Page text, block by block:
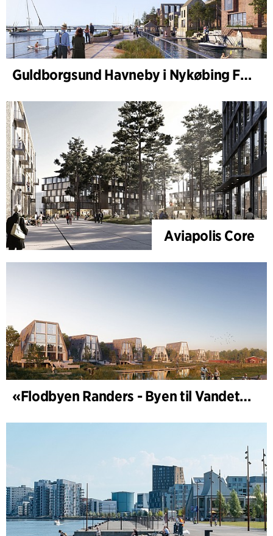
Guldborgsund Havneby i Nykøbing Falster
Aviapolis Core
«Flodbyen Randers - Byen til Vandet» (utviklingsplan)